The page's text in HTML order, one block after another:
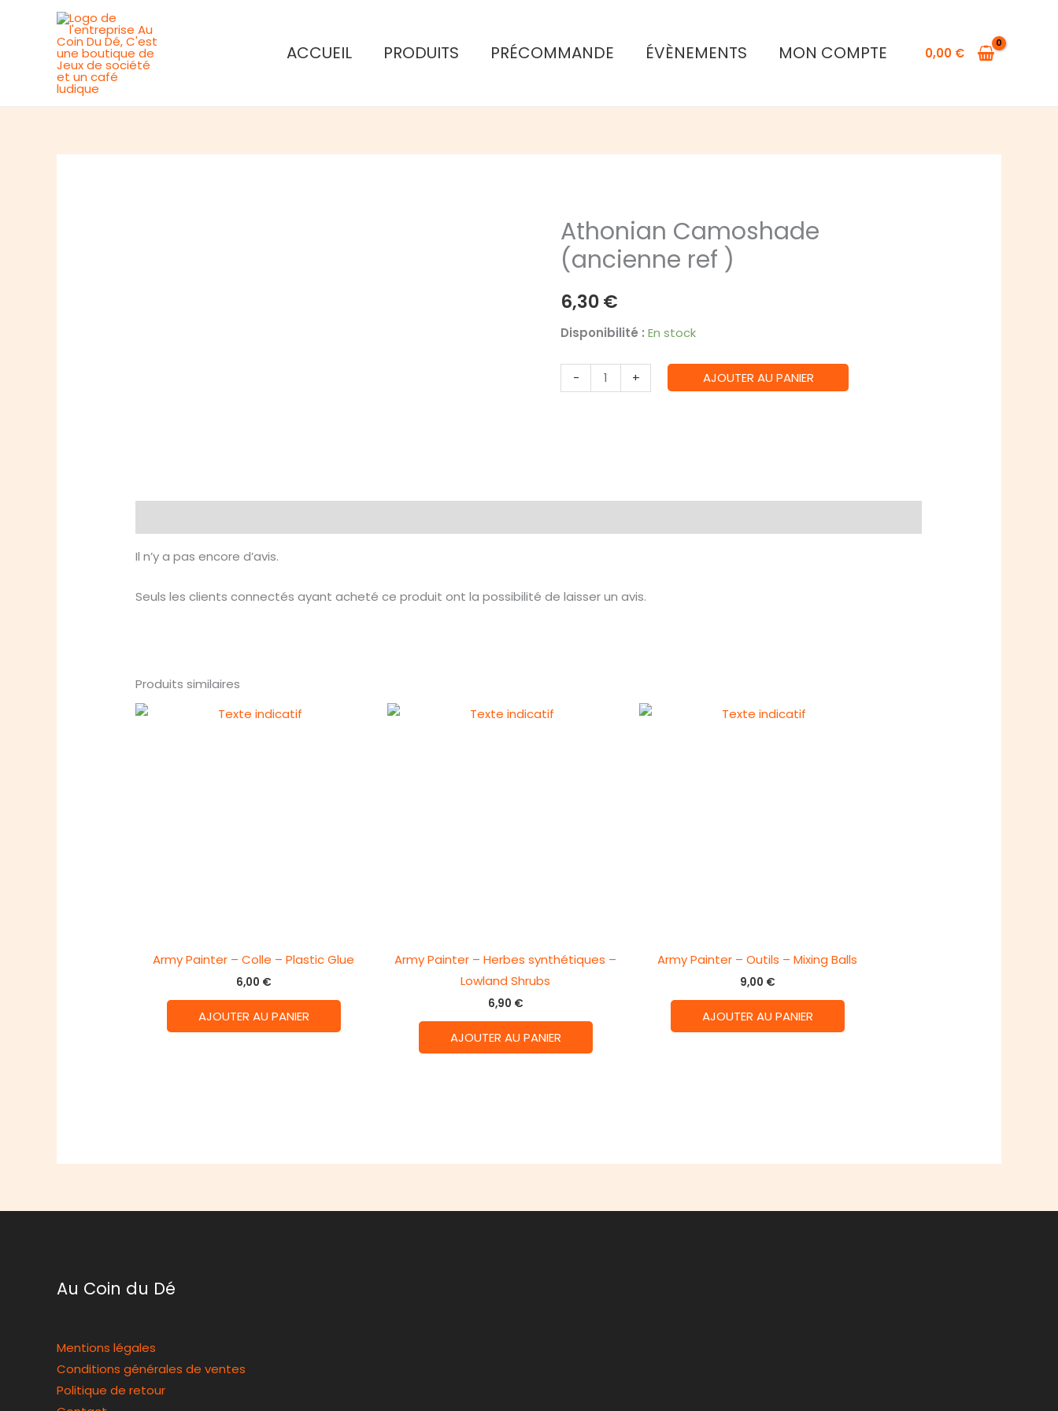
ACCUEIL PRODUITS PRÉCOMMANDE ÉVÈNEMENTS MON COMPTE 0,00 €
Athonian Camoshade
(ancienne ref )
6,30€
Disponibilité : En stock
-
quantité
de
)
+ AJOUTER AU PANIER
Il n’y a pas encore d’avis.
Seuls les clients connectés ayant acheté ce produit ont la possibilité de laisser un avis.
Produits similaires
Army Painter – Colle – Plastic Glue
6,00 €
AJOUTER AU PANIER
Army Painter – Herbes synthétiques –
Lowland Shrubs
6,90 €
AJOUTER AU PANIER
Army Painter – Outils – Mixing Balls
9,00 €
AJOUTER AU PANIER
Au Coin du Dé
Mentions légales
Conditions générales de ventes
Politique de retour
(ancienne